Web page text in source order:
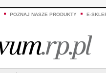
POZNAJ NASZE PRODUKTY E-